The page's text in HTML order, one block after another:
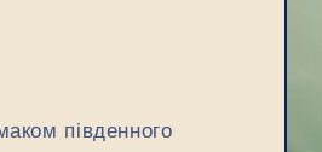
південного